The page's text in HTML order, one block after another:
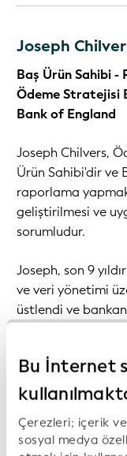
Bu İnternet
Çerezleri; içerik
sosyal medya
Joseph
Baş Ürün Sahibi -
Ödeme Stratejisi
Bank of England
Joseph Chilvers,
Ürün Sahibi'dir ve
raporlama
geliştirilmesi ve
sorumludur.
Joseph, son 9
ve veri yönetimi
üstlendi ve
Joseph, bu
temel bir
kümeleri ve
entegrasyon ve